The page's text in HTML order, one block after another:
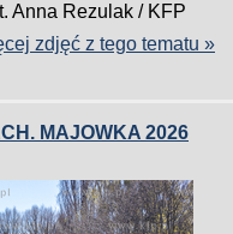
Anna Rezulak / KFP
zdjęć z tego tematu »
MAJOWKA 2026